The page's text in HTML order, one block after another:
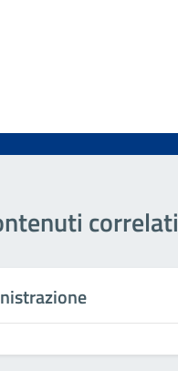
correlati